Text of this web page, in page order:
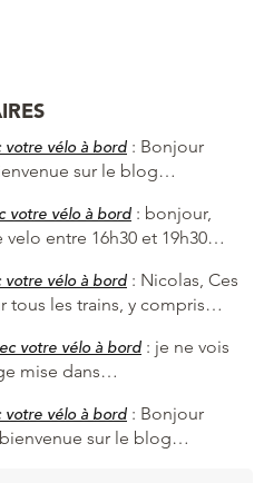
votre vélo à bord : Bonjour
sur le blog…
votre vélo à bord : bonjour,
entre 16h30 et 19h30…
votre vélo à bord : Nicolas, Ces
les trains, y compris…
votre vélo à bord : je ne vois
mise dans…
votre vélo à bord : Bonjour
sur le blog…